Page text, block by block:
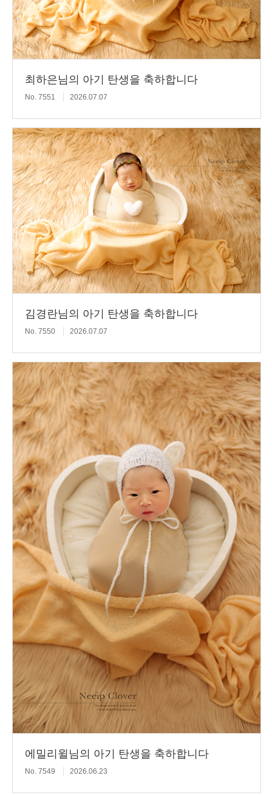
최하은님의 아기 탄생을 축하합니다
No. 7551 2026.07.07
김경란님의 아기 탄생을 축하합니다
No. 7550 2026.07.07
에밀리윌님의 아기 탄생을 축하합니다
No. 7549 2026.06.23